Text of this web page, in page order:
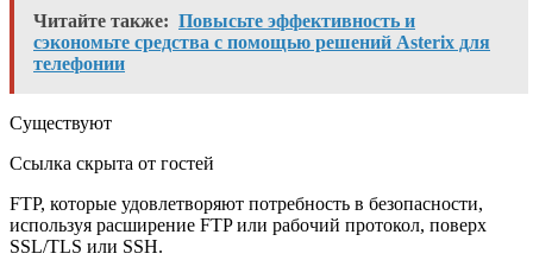
Читайте также: Повысьте эффективность и
сэкономьте средства с помощью решений Asterix для
телефонии
Существуют
Ссылка скрыта от гостей
FTP, которые удовлетворяют потребность в безопасности,
используя расширение FTP или рабочий протокол, поверх
SSL/TLS или SSH.